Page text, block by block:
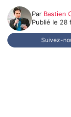
Par Bastien
Publié le 28
Suivez-